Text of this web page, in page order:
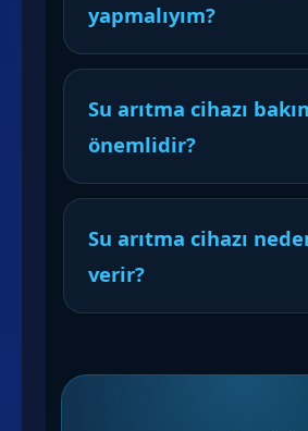
yapmalıyım?
Su arıtma cihazı
önemlidir?
Su arıtma cihazı
verir?